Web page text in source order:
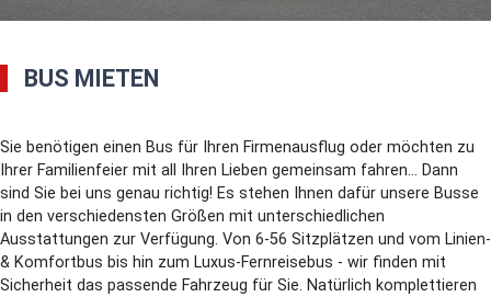
BUS MIETEN
Sie benötigen einen Bus für Ihren Firmenausflug oder möchten zu
Ihrer Familienfeier mit all Ihren Lieben gemeinsam fahren… Dann
sind Sie bei uns genau richtig! Es stehen Ihnen dafür unsere Busse
in den verschiedensten Größen mit unterschiedlichen
Ausstattungen zur Verfügung. Von 6-56 Sitzplätzen und vom Linien-
& Komfortbus bis hin zum Luxus-Fernreisebus - wir finden mit
Sicherheit das passende Fahrzeug für Sie. Natürlich komplettieren